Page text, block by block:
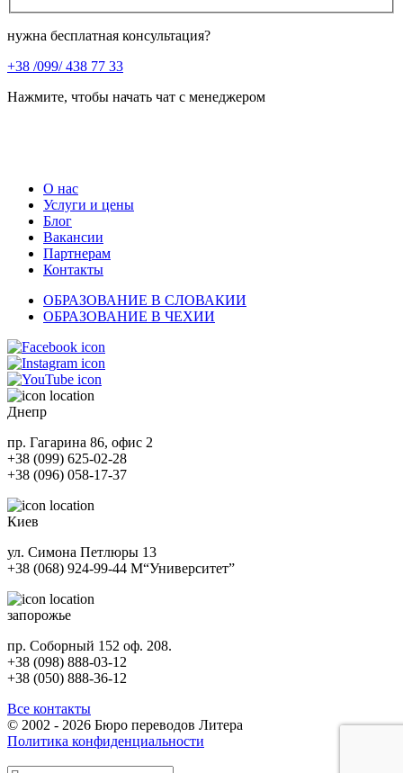
нужна бесплатная консультация?
+38 /099/ 438 77 33
Нажмите, чтобы начать чат с менеджером
О нас
Услуги и цены
Блог
Вакансии
Партнерам
Контакты
ОБРАЗОВАНИЕ В СЛОВАКИИ
ОБРАЗОВАНИЕ В ЧЕХИИ
Днепр
пр. Гагарина 86, офис 2
+38 (099) 625-02-28
+38 (096) 058-17-37
Киев
ул. Симона Петлюры 13
+38 (068) 924-99-44 М“Университет”
запорожье
пр. Соборный 152 оф. 208.
+38 (098) 888-03-12
+38 (050) 888-36-12
Все контакты
© 2002 - 2026 Бюро переводов Литера
Политика конфиденциальности